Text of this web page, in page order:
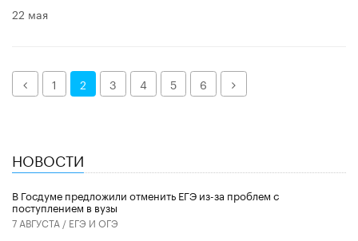
22 мая
Назад1 2 3 4 5 6 Далее
НОВОСТИ
В Госдуме предложили отменить ЕГЭ из-за проблем с
поступлением в вузы
7 АВГУСТА / ЕГЭ И ОГЭ